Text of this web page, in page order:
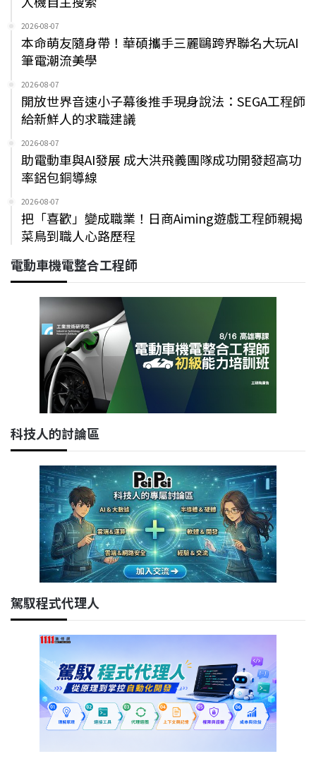
2026-08-07
本命萌友隨身帶！華碩攜手三麗鷗跨界聯名大玩AI
筆電潮流美學
2026-08-07
開放世界音速小子幕後推手現身說法：SEGA工程師
給新鮮人的求職建議
2026-08-07
助電動車與AI發展 成大洪飛義團隊成功開發超高功
率鋁包銅導線
2026-08-07
把「喜歡」變成職業！日商Aiming遊戲工程師親揭
菜鳥到職人心路歷程
電動車機電整合工程師
科技人的討論區
駕馭程式代理人